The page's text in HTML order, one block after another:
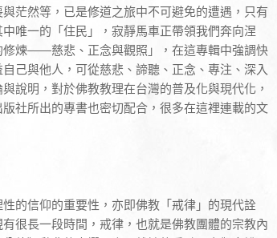
茫然等，已是修道之旅中不可避免的遭遇，只有
唯一的「住民」，寂靜馬車正帶領我們奔向涅
修煉——慈悲、正念與觀照」，在這專輯中強調快
己與他人，可從慈悲、諦聽、正念、專注、深入
說明，對於佛教教理在台灣的普及化與現代化，
社所出的專書也密切配合，很多在這裡連載的文
的信仰的重要性，亦即佛教「戒律」的現代詮
很長一段時間，戒律，也就是佛教團體的宗教內